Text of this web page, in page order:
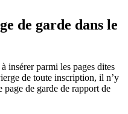
de garde dans le
insérer parmi les pages dites
de toute inscription, il n’y
page de garde de rapport de